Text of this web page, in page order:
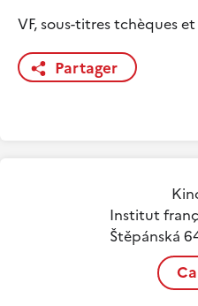
VF, sous-titres tchèques
Partager
Institut
Štěpánská